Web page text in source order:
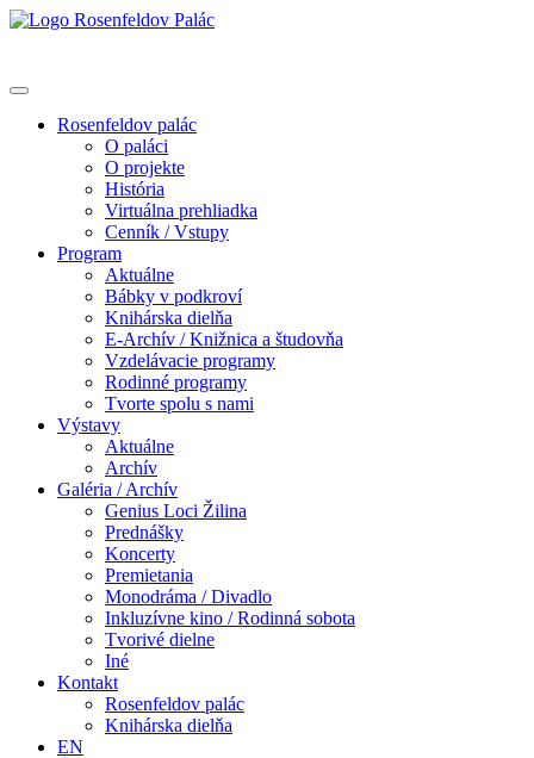
Rosenfeldov palác
O paláci
O projekte
História
Virtuálna prehliadka
Cenník / Vstupy
Program
Aktuálne
Bábky v podkroví
Knihárska dielňa
E-Archív / Knižnica a študovňa
Vzdelávacie programy
Rodinné programy
Tvorte spolu s nami
Výstavy
Aktuálne
Archív
Galéria / Archív
Genius Loci Žilina
Prednášky
Koncerty
Premietania
Monodráma / Divadlo
Inkluzívne kino / Rodinná sobota
Tvorivé dielne
Iné
Kontakt
Rosenfeldov palác
Knihárska dielňa
EN